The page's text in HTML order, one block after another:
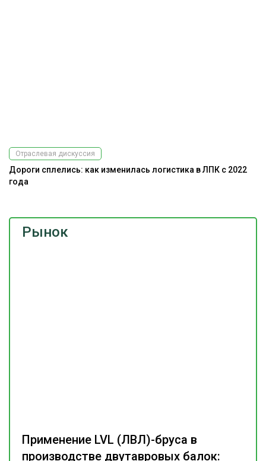
Рынок
Применение LVL (ЛВЛ)-бруса в
производстве двутавровых балок:
Отраслевая дискуссия
Дороги сплелись: как изменилась логистика в ЛПК с 2022
года